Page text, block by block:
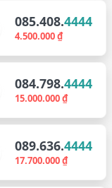
085.408.4444
4.500.000 ₫
084.798.4444
15.000.000 ₫
089.636.4444
17.700.000 ₫